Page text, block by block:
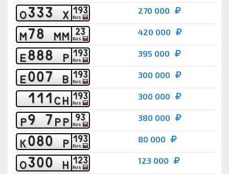
О333 Х 193
RUS
270 000
М78 ММ 23
RUS
420 000
Е888 Р 193
RUS
395 000
Е007 В 193
RUS
300 000
111СН 193
RUS
300 000
Р9 7РР 93
RUS
380 000
К080 Р 193
RUS
80 000
О300 Н 123
RUS
123 000